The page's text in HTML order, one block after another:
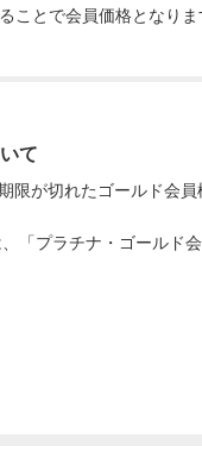
ことで会員価格となりま
て
限が切れたゴールド会
「プラチナ・ゴールド